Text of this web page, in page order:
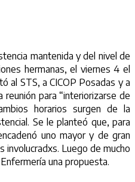
mantenida y del nivel de
hermanas, el viernes 4 el
al STS, a CICOP Posadas y a
para “interiorizarse de
horarios surgen de la
Se le planteó que, para
uno mayor y de gran
involucradxs. Luego de mucho
una propuesta.